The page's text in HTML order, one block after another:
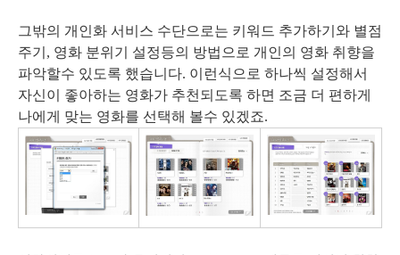
그밖의 개인화 서비스 수단으로는 키워드 추가하기와 별점
주기, 영화 분위기 설정등의 방법으로 개인의 영화 취향을
파악할수 있도록 했습니다. 이런식으로 하나씩 설정해서
자신이 좋아하는 영화가 추천되도록 하면 조금 더 편하게
나에게 맞는 영화를 선택해 볼수 있겠죠.